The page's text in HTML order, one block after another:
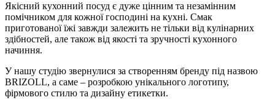
Якісний кухонний посуд є дуже цінним та незамінним
помічником для кожної господині на кухні. Смак
приготованої їжі завжди залежить не тільки від кулінарних
здібностей, але також від якості та зручності кухонного
начиння.
У нашу студію звернулися за створенням бренду під назвою
BRIZOLL, а саме – розробкою унікального логотипу,
фірмового стилю та дизайну етикетки.